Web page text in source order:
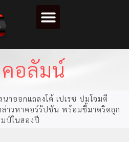
อลัมน์
นาออกแถลงโต้ เปเรซ ปมโจมตี
ล่าวหาคอร์รัปชัน พร้อมชี้มาดริดถูก
ป์ในสองปี